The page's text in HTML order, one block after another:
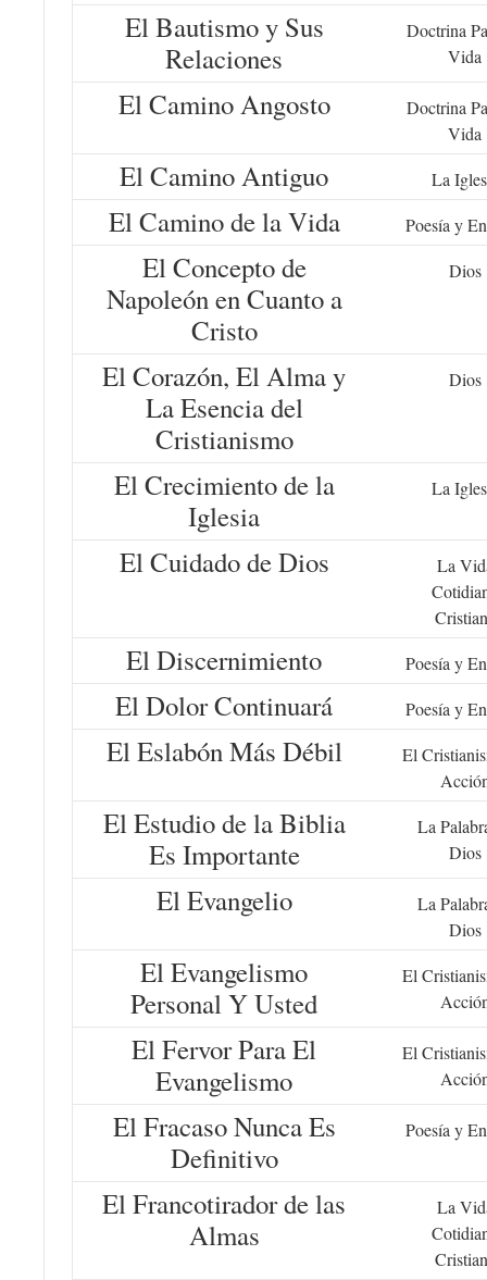
El Bautismo y Sus
Relaciones
Doctrina
Vida
El Camino Angosto
Doctrina
Vida
El Camino Antiguo La
El Camino de la Vida Poesía y
El Concepto de
Napoleón en Cuanto a
Cristo
Dios
El Corazón, El Alma y
La Esencia del
Cristianismo
Dios
El Crecimiento de la
Iglesia
La
El Cuidado de Dios
La
El Discernimiento Poesía y
El Dolor Continuará Poesía y
El Eslabón Más Débil
El
El Estudio de la Biblia
Es Importante
La
Dios
El Evangelio
La
Dios
El Evangelismo
Personal Y Usted
El
El Fervor Para El
Evangelismo
El
El Fracaso Nunca Es
Definitivo
Poesía y
El Francotirador de las
Almas
La